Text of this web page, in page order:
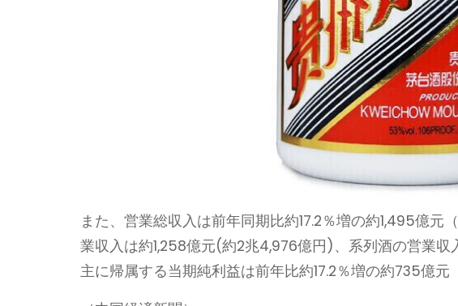
また、営業総収入は前年同期比約17.2％増の約1,495億元
業収入は約1,258億元(約2兆4,976億円)、系列酒の営業
主に帰属する当期純利益は前年比約17.2％増の約735億元